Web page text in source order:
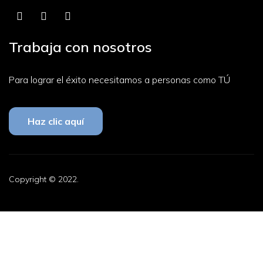
Trabaja con nosotros
Para lograr el éxito necesitamos a personas como TÚ
Haz clic aquí
Copyright © 2022.